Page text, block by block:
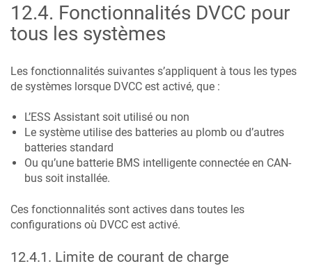
12.4. Fonctionnalités DVCC pour
tous les systèmes
Les fonctionnalités suivantes s’appliquent à tous les types
de systèmes lorsque DVCC est activé, que :
L’ESS Assistant soit utilisé ou non
Le système utilise des batteries au plomb ou d’autres
batteries standard
Ou qu’une batterie BMS intelligente connectée en CAN-
bus soit installée.
Ces fonctionnalités sont actives dans toutes les
configurations où DVCC est activé.
12.4.1 . Limite de courant de charge